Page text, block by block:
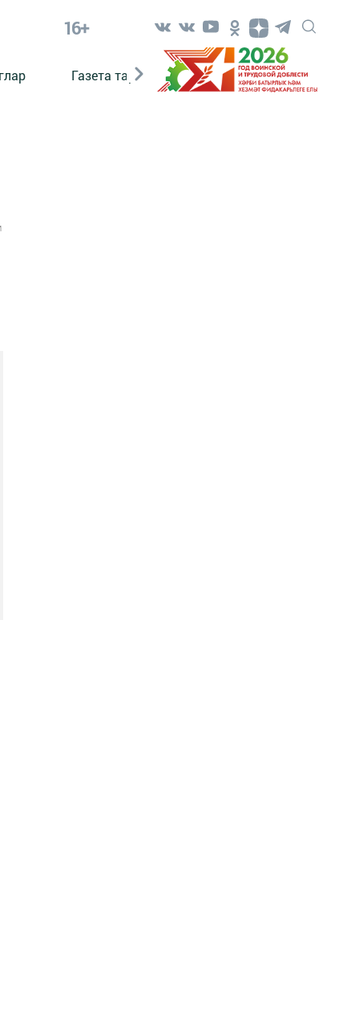
16+
Газета тарихы Әкият Әкият
1